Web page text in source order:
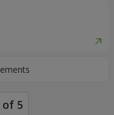
of 5